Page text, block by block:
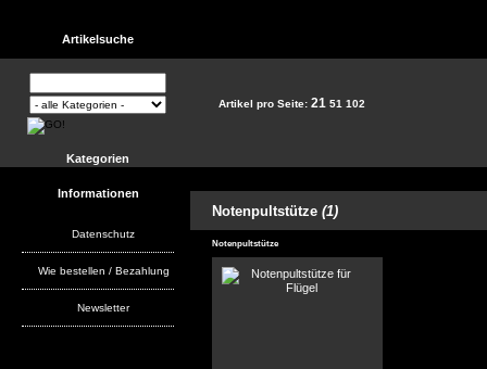
Artikelsuche
Kategorien
Informationen
Datenschutz
Wie bestellen / Bezahlung
Newsletter
Artikel pro Seite: 21 51 102
Notenpultstütze (1)
Notenpultstütze